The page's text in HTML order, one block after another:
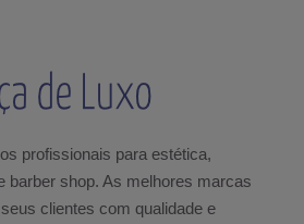
profissionais para estética,
barber shop. As melhores marcas
clientes com qualidade e